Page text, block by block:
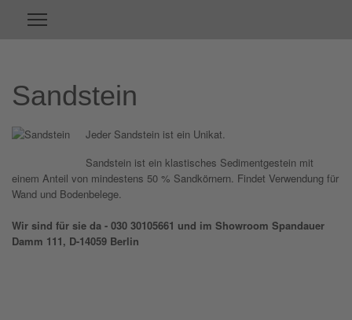
Sandstein
Jeder Sandstein ist ein Unikat.
Sandstein ist ein klastisches Sedimentgestein mit
einem Anteil von mindestens 50 % Sandkörnern. Findet Verwendung für
Wand und Bodenbelege.
Wir sind für sie da - 030 30105661 und im Showroom Spandauer
Damm 111, D-14059 Berlin